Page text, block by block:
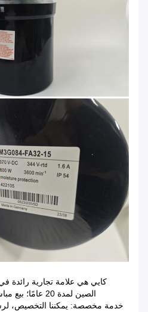
كايي هي علامة تجارية رائدة
الصين لمدة 20 عامًا؛ بيع مباشر من المصنع، سعر تنافسي.
خدمة مخصصة: يمكننا التخصيص،